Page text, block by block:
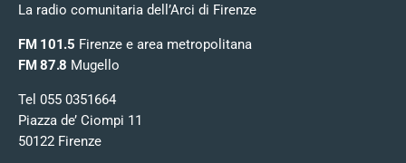
La radio comunitaria dell’Arci di Firenze
FM 101.5 Firenze e area metropolitana
FM 87.8 Mugello
Tel 055 0351664
Piazza de’ Ciompi 11
50122 Firenze